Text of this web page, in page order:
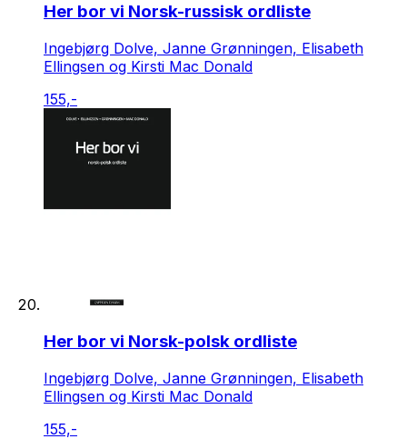
Her bor vi Norsk-russisk ordliste
Ingebjørg Dolve, Janne Grønningen, Elisabeth
Ellingsen og Kirsti Mac Donald
155,-
Her bor vi Norsk-polsk ordliste
Ingebjørg Dolve, Janne Grønningen, Elisabeth
Ellingsen og Kirsti Mac Donald
155,-